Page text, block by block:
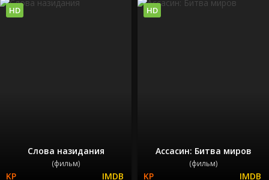
Слова назидания
(фильм)
HD
Ассасин: Битва миров
(фильм)
HD